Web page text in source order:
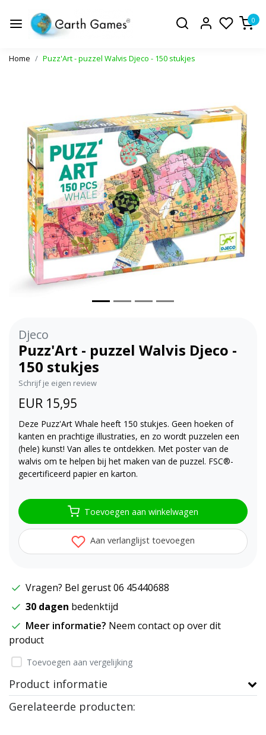
0
Home Puzz'Art - puzzel Walvis Djeco - 150 stukjes
Vorige
Djeco
Puzz'Art - puzzel Walvis Djeco -
150 stukjes
Schrijf je eigen review
EUR 15,95
Deze Puzz'Art Whale heeft 150 stukjes. Geen hoeken of
kanten en prachtige illustraties, en zo wordt puzzelen een
(hele) kunst! Van alles te ontdekken. Met poster van de
walvis om te helpen bij het maken van de puzzel. FSC®-
gecertificeerd papier en karton.
Toevoegen aan winkelwagen
Aan verlanglijst toevoegen
Vragen? Bel gerust 06 45440688
30 dagen bedenktijd
Meer informatie? Neem contact op over dit
product
Toevoegen aan vergelijking
Product informatie
Gerelateerde producten: